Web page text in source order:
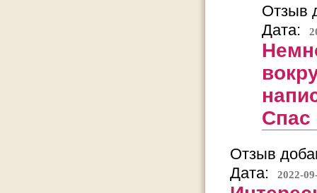
Отзыв
Дата:
Спас
Отзыв
Дата:
2022-